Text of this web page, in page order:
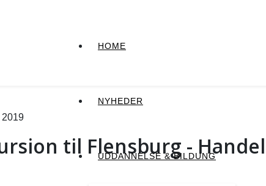
HOME
NYHEDER
UDDANNELSE & BILDUNG
2019
til Flensburg -